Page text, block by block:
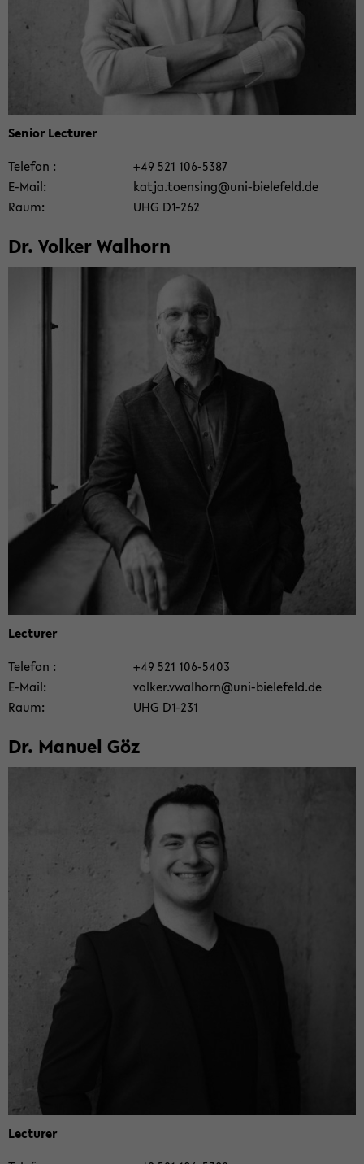
Se­ni­or Lec­tu­rer
Te­le­fon
+49 521 106-​5387
E-​Mail
katja.to­en­sing@uni-​bielefeld.de
Raum
UHG D1-​262
Dr. Vol­ker Wal­horn
Lec­tu­rer
Te­le­fon
+49 521 106-​5403
E-​Mail
vol­ker.vwal­horn@uni-​bielefeld.de
Raum
UHG D1-​231
Dr. Ma­nu­el Göz
Lec­tu­rer